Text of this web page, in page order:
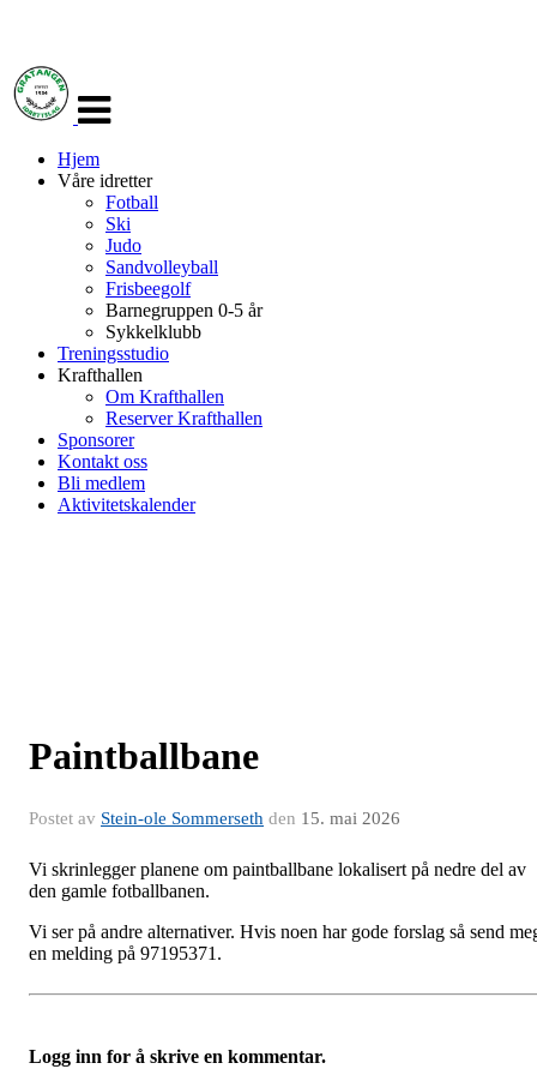
navigasjon
Hjem
Våre idretter
Fotball
Ski
Judo
Sandvolleyball
Frisbeegolf
Barnegruppen 0-5 år
Sykkelklubb
Treningsstudio
Krafthallen
Om Krafthallen
Reserver Krafthallen
Sponsorer
Kontakt oss
Bli medlem
Aktivitetskalender
Paintballbane
Postet av Stein-ole Sommerseth den 15. mai 2026
Vi skrinlegger planene om paintballbane lokalisert på nedre del av
den gamle fotballbanen.
Vi ser på andre alternativer. Hvis noen har gode forslag så send
en melding på 97195371.
Logg inn for å skrive en kommentar.